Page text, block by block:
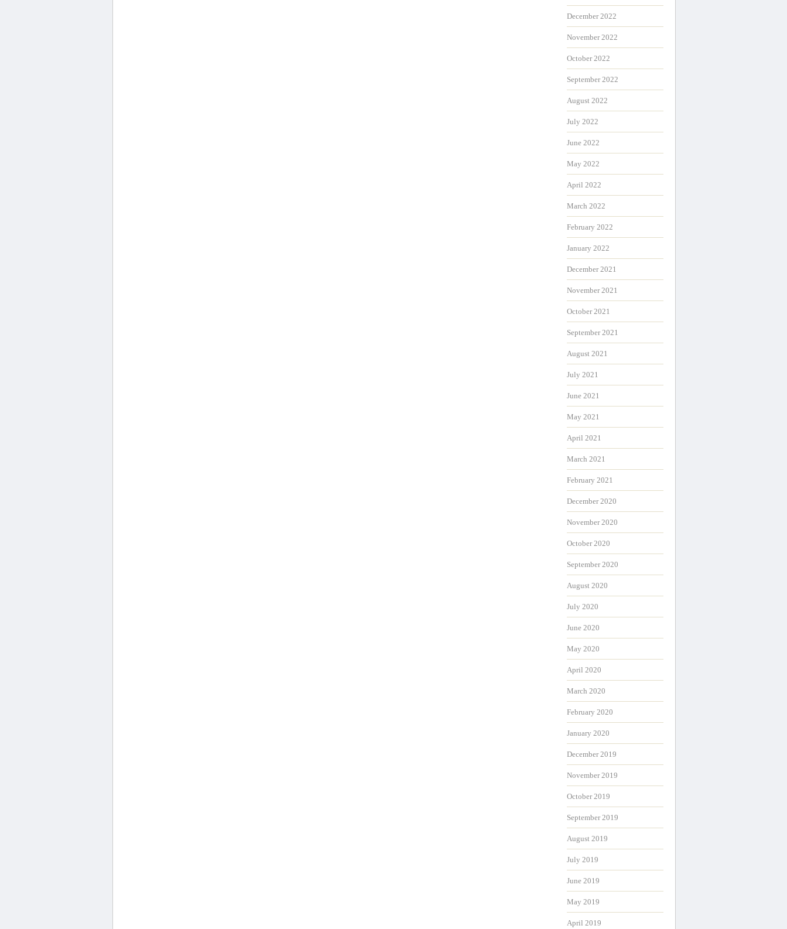
December 2022
November 2022
October 2022
September 2022
August 2022
July 2022
June 2022
May 2022
April 2022
March 2022
February 2022
January 2022
December 2021
November 2021
October 2021
September 2021
August 2021
July 2021
June 2021
May 2021
April 2021
March 2021
February 2021
December 2020
November 2020
October 2020
September 2020
August 2020
July 2020
June 2020
May 2020
April 2020
March 2020
February 2020
January 2020
December 2019
November 2019
October 2019
September 2019
August 2019
July 2019
June 2019
May 2019
April 2019